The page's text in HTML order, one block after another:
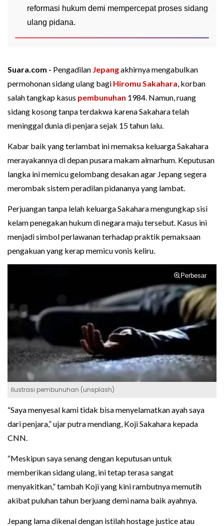
reformasi hukum demi mempercepat proses sidang
ulang pidana.
Suara.com - Pengadilan Jepangakhirnya mengabulkan
permohonan sidang ulang bagi Hiromu Sakahara, korban
salah tangkap kasus pembunuhan 1984. Namun, ruang
sidang kosong tanpa terdakwa karena Sakahara telah
meninggal dunia di penjara sejak 15 tahun lalu.
Kabar baik yang terlambat ini memaksa keluarga Sakahara
merayakannya di depan pusara makam almarhum. Keputusan
langka ini memicu gelombang desakan agar Jepang segera
merombak sistem peradilan pidananya yang lambat.
Perjuangan tanpa lelah keluarga Sakahara mengungkap sisi
kelam penegakan hukum di negara maju tersebut. Kasus ini
menjadi simbol perlawanan terhadap praktik pemaksaan
pengakuan yang kerap memicu vonis keliru.
Perbesar
Ilustrasi pembunuhan (unsplash)
“Saya menyesal kami tidak bisa menyelamatkan ayah saya
dari penjara,” ujar putra mendiang, Koji Sakahara kepada
CNN.
“Meskipun saya senang dengan keputusan untuk
memberikan sidang ulang, ini tetap terasa sangat
menyakitkan,” tambah Koji yang kini rambutnya memutih
akibat puluhan tahun berjuang demi nama baik ayahnya.
Jepang lama dikenal dengan istilah hostage justice atau